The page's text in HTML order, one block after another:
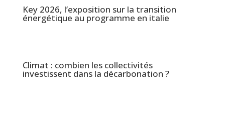
Key 2026, l’exposition sur la transition
énergétique au programme en italie
Climat : combien les collectivités
investissent dans la décarbonation ?